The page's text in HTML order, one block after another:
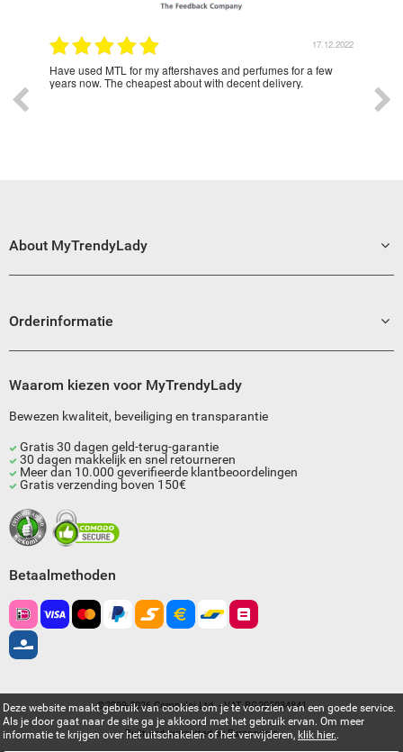
Deze website maakt gebruik van cookies om je te voorzien van een goede service.
Als je door gaat naar de site ga je akkoord met het gebruik ervan. Om meer
informatie te krijgen over het uitschakelen of het verwijderen, klik hier..
17.12.2022
Have used MTL for my aftershaves and perfumes for a few
years now. The cheapest about with decent delivery.
About MyTrendyLady
Orderinformatie
Waarom kiezen voor MyTrendyLady
Bewezen kwaliteit, beveiliging en transparantie
Gratis 30 dagen geld-terug-garantie
30 dagen makkelijk en snel retourneren
Meer dan 10.000 geverifieerde klantbeoordelingen
Gratis verzending boven 150€
Betaalmethoden
©2009-2026 Compulsi Ltd. - VAT BG205034841
Built and supported byEurocoders